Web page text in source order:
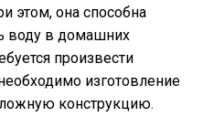
этом, она способна
воду в домашних
произвести
изготовление
конструкцию.